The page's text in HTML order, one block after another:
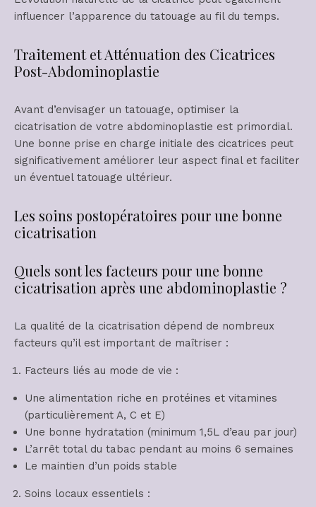
influencer l’apparence du tatouage au fil du temps.
Traitement et Atténuation des Cicatrices
Post-Abdominoplastie
Avant d’envisager un tatouage, optimiser la
cicatrisation de votre abdominoplastie est primordial.
Une bonne prise en charge initiale des cicatrices peut
significativement améliorer leur aspect final et faciliter
un éventuel tatouage ultérieur.
Les soins postopératoires pour une bonne
cicatrisation
Quels sont les facteurs pour une bonne
cicatrisation après une abdominoplastie ?
La qualité de la cicatrisation dépend de nombreux
facteurs qu’il est important de maîtriser :
Facteurs liés au mode de vie :
Une alimentation riche en protéines et vitamines
(particulièrement A, C et E)
Une bonne hydratation (minimum 1,5L d’eau par jour)
L’arrêt total du tabac pendant au moins 6 semaines
Le maintien d’un poids stable
Soins locaux essentiels :